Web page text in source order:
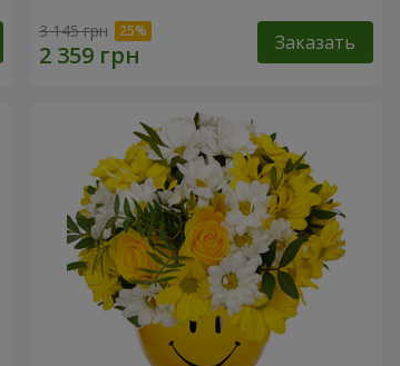
3 145 грн Заказать